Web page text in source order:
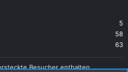
5
58
63
Besucher enthalten.